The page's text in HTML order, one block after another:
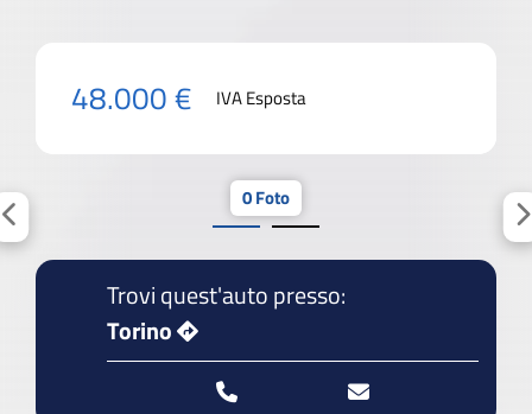
48.000 € IVA Esposta
0 Foto
Trovi quest'auto presso:
Torino